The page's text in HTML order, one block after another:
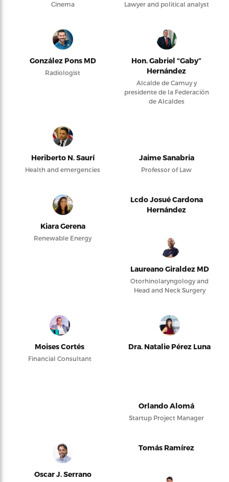
Cinema Lawyer and political analyst
González Pons MD
Radiologist
Hon. Gabriel “Gaby”
Hernández
Alcalde de Camuy y
presidente de la Federación
de Alcaldes
Heriberto N. Saurí
Health and emergencies
Jaime Sanabria
Professor of Law
Kiara Gerena
Renewable Energy
Lcdo Josué Cardona
Hernández
Laureano Giraldez MD
Otorhinolaryngology and
Head and Neck Surgery
Moises Cortés
Financial Consultant
Dra. Natalie Pérez Luna
Orlando Alomá
Startup Project Manager
Oscar J. Serrano
Tomás Ramírez